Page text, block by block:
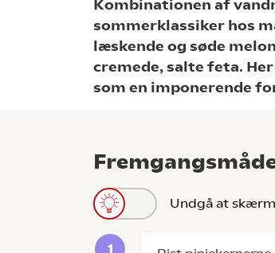
Kombinationen af
sommerklassiker hos
læskende og søde
cremede, salte feta.
som en imponerende
Undgå at